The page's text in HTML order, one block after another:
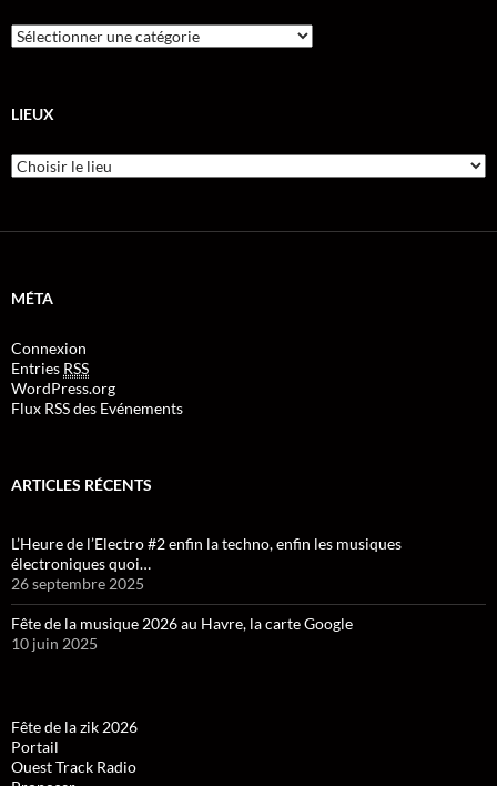
LIEUX
MÉTA
Connexion
Entries RSS
WordPress.org
Flux RSS des Evénements
ARTICLES RÉCENTS
L’Heure de l’Electro #2 enfin la techno, enfin les musiques
électroniques quoi…
26 septembre 2025
Fête de la musique 2026 au Havre, la carte Google
10 juin 2025
Fête de la zik 2026
Portail
Ouest Track Radio